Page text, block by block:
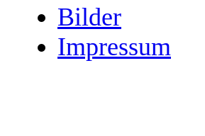
Bilder
Impressum